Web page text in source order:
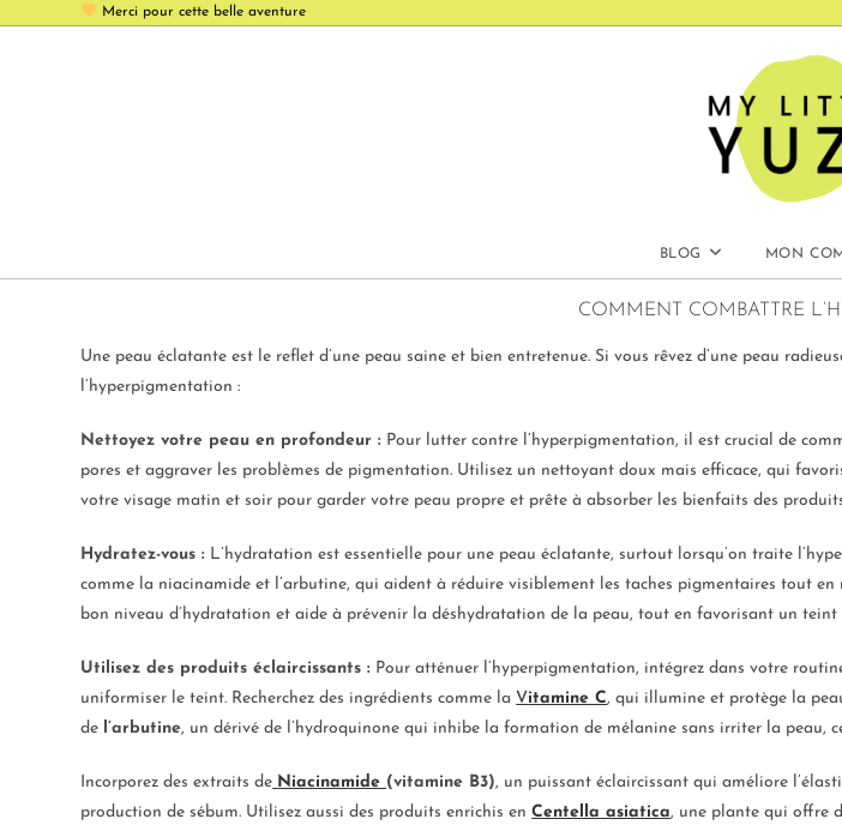
Merci pour cette belle aventure
BLOG MON
COMMENT COMBATTRE
Une peau éclatante est le reflet d’une peau saine et bien entretenue. Si vous rêvez d’une peau
l’hyperpigmentation :
Nettoyez votre peau en profondeur : Pour lutter contre l’hyperpigmentation, il est crucial de
pores et aggraver les problèmes de pigmentation. Utilisez un nettoyant doux mais efficace, qui
votre visage matin et soir pour garder votre peau propre et prête à absorber les bienfaits des
Hydratez-vous : L’hydratation est essentielle pour une peau éclatante, surtout lorsqu’on traite
comme la niacinamide et l’arbutine, qui aident à réduire visiblement les taches pigmentaires tout
bon niveau d’hydratation et aide à prévenir la déshydratation de la peau, tout en favorisant un teint
Utilisez des produits éclaircissants : Pour atténuer l’hyperpigmentation, intégrez dans votre
uniformiser le teint. Recherchez des ingrédients comme la Vitamine C, qui illumine et protège la
de l’arbutine, un dérivé de l’hydroquinone qui inhibe la formation de mélanine sans irriter la peau,
Incorporez des extraits de Niacinamide (vitamine B3), un puissant éclaircissant qui améliore
production de sébum. Utilisez aussi des produits enrichis enCentella asiatica, une plante qui offre